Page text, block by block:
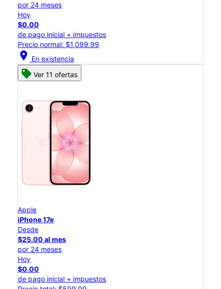
por 24 meses
Hoy
$0.00
de pago inicial + impuestos
Precio normal: $1,099.99
location_on En existencia
Ver 11 ofertas
Apple
iPhone 17e
Desde
$25.00 al mes
por 24 meses
Hoy
$0.00
de pago inicial + impuestos